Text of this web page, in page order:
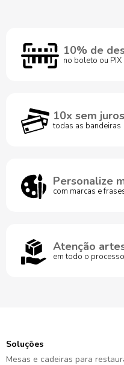
10% de
no boleto ou PIX
10x sem juros
todas as bandeiras
Personalize
com marcas e
Atenção
em todo o processo
Soluções
Mesas e cadeiras para